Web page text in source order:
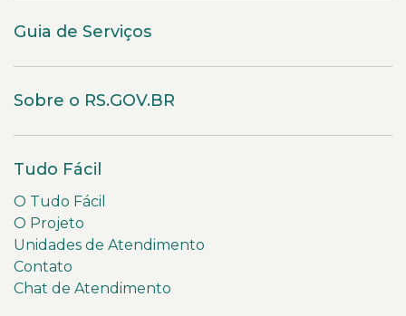
Guia de Serviços
Sobre o RS.GOV.BR
Tudo Fácil
O Tudo Fácil
O Projeto
Unidades de Atendimento
Contato
Chat de Atendimento